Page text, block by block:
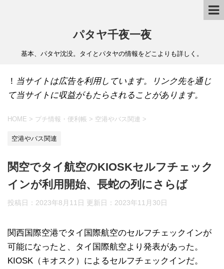
パタヤ千夜一夜
基本、パタヤ沈没。タイとパタヤの情報をどこよりも詳しく。
！ 当サイトは広告を利用しています。リンク先を通じ
て当サイトに収益がもたらされることがあります。
HOME > プチ情報・便利帳 > 空港やバス関連 >
空港やバス関連
関空でタイ航空のKIOSKセルフチェック
インが利用開始、長蛇の列にさらば
投稿日：2023年8月11日 更新日： 2023年11月30日
関西国際空港でタイ国際航空のセルフチェックインが
可能になったと、タイ国際航空より発表があった。
KIOSK（キオスク）によるセルフチェックインだ。